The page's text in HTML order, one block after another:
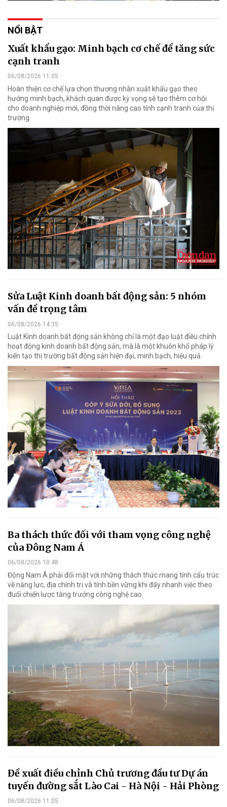
NỔI BẬT
Xuất khẩu gạo: Minh bạch cơ chế để tăng sức
cạnh tranh
06/08/2026 11:05
Hoàn thiện cơ chế lựa chọn thương nhân xuất khẩu gạo theo
hướng minh bạch, khách quan được kỳ vọng sẽ tạo thêm cơ hội
cho doanh nghiệp mới, đồng thời nâng cao tính cạnh tranh của thị
trường.
Sửa Luật Kinh doanh bất động sản: 5 nhóm
vấn đề trọng tâm
06/08/2026 14:35
Luật Kinh doanh bất động sản không chỉ là một đạo luật điều chỉnh
hoạt động kinh doanh bất động sản, mà là một khuôn khổ pháp lý
kiến tạo thị trường bất động sản hiện đại, minh bạch, hiệu quả.
Ba thách thức đối với tham vọng công nghệ
của Đông Nam Á
06/08/2026 10:48
Đông Nam Á phải đối mặt với những thách thức mang tính cấu trúc
về năng lực, địa chính trị và tính bền vững khi đẩy nhanh việc theo
đuổi chiến lược tăng trưởng công nghệ cao.
Đề xuất điều chỉnh Chủ trương đầu tư Dự án
tuyến đường sắt Lào Cai - Hà Nội - Hải Phòng
06/08/2026 11:05